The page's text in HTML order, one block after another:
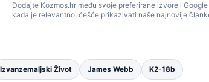
Dodajte Kozmos.hr među svoje preferirane izvore i
kada je relevantno, češće prikazivati naše najnovije
Izvanzemaljski Život James Webb K2-18b